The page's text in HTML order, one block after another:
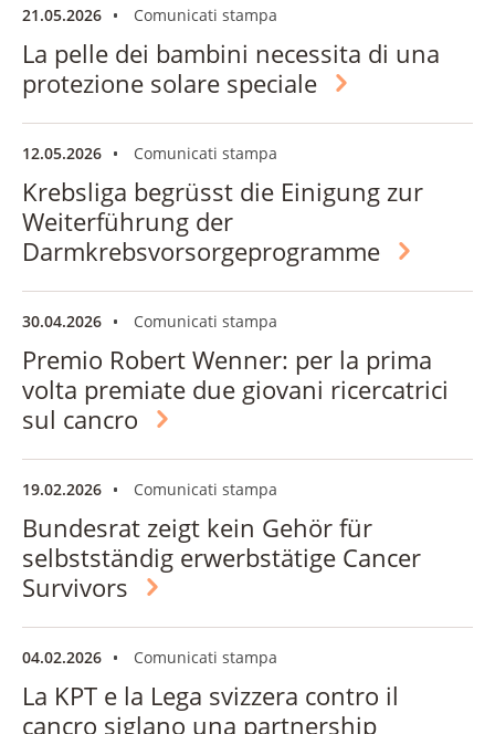
21.05.2026 Comunicati stampa
La pelle dei bambini necessita di una
protezione solare speciale
12.05.2026 Comunicati stampa
Krebsliga begrüsst die Einigung zur
Weiterführung der
Darmkrebsvorsorgeprogramme
30.04.2026 Comunicati stampa
Premio Robert Wenner: per la prima
volta premiate due giovani ricercatrici
sul cancro
19.02.2026 Comunicati stampa
Bundesrat zeigt kein Gehör für
selbstständig erwerbstätige Cancer
Survivors
04.02.2026 Comunicati stampa
La KPT e la Lega svizzera contro il
cancro siglano una partnership